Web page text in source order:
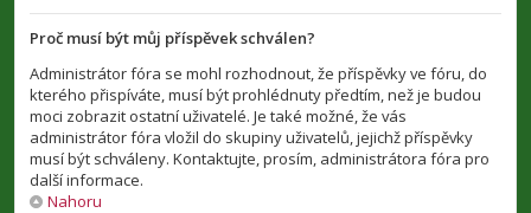
Proč musí být můj příspěvek schválen?
Administrátor fóra se mohl rozhodnout, že příspěvky ve fóru, do
kterého přispíváte, musí být prohlédnuty předtím, než je budou
moci zobrazit ostatní uživatelé. Je také možné, že vás
administrátor fóra vložil do skupiny uživatelů, jejichž příspěvky
musí být schváleny. Kontaktujte, prosím, administrátora fóra pro
další informace.
Nahoru